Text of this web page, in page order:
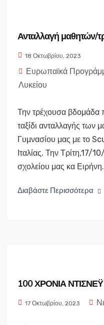
Ανταλλαγή μαθητών/
18 Οκτωβρίου, 2023
Ευρωπαϊκά
Λυκείου
Την τρέχουσα βδομάδα
ταξίδι ανταλλαγής των
Γυμνασίου μας με το
Ιταλίας. Την Τρίτη,17/
σχολείου μας κα
Διαβάστε Περισσότερα
100 ΧΡΟΝΙΑ ΝΤΙΣΝΕΫ
17 Οκτωβρίου, 2023